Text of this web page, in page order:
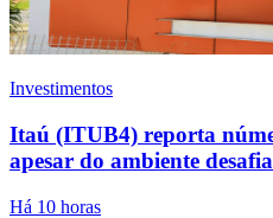
Investimentos
Itaú (ITUB4) reporta
apesar do ambiente
Há 10 horas